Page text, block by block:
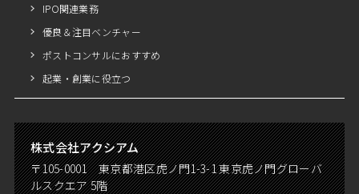
IPO関連業務
優良＆注目ベンチャー
ポストコンサルにおすすめ
起業・創業に役立つ
株式会社アクシアム
〒105-0001 東京都港区虎ノ門1-3-1 東京虎ノ門グローバ
ルスクエア 5階